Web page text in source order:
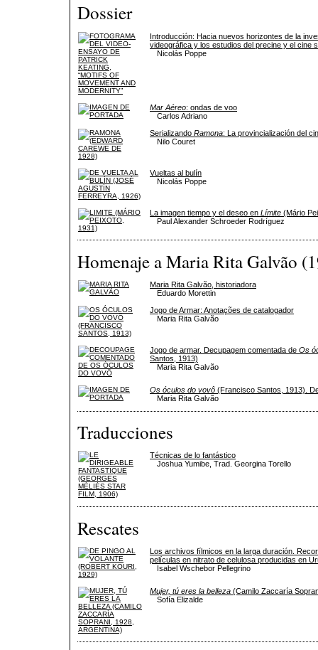
Dossier
Introducción: Hacia nuevos horizontes de la
videográfica y los estudios del precine y el cine
Nicolás Poppe
Mar Aéreo: ondas de voo
Carlos Adriano
Serializando Ramona: La provincialización del
Nilo Couret
Vueltas al bulín
Nicolás Poppe
La imagen tiempo y el deseo en Límite (Mário
Paul Alexander Schroeder Rodríguez
Homenaje a Maria Rita Galvão
Maria Rita Galvão, historiadora
Eduardo Morettin
Jogo de Armar: Anotações de catalogador
Maria Rita Galvão
Jogo de armar. Decupagem comentada de Os
Santos, 1913)
Maria Rita Galvão
Os óculos do vovô (Francisco Santos, 1913).
Maria Rita Galvão
Traducciones
Técnicas de lo fantástico
Joshua Yumibe, Trad. Georgina Torello
Rescates
Los archivos fílmicos en la larga duración.
películas en nitrato de celulosa producidas en
Isabel Wschebor Pellegrino
Mujer, tú eres la belleza (Camilo Zaccaría
Sofía Elizalde